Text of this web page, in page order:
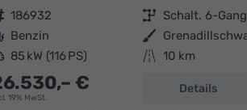
186932 Getriebe Schalt. 6-Gang
Benzin Außenfarbe
85 kW (116 PS) Kilometerstand 10 km
€
19% MwSt.
Details